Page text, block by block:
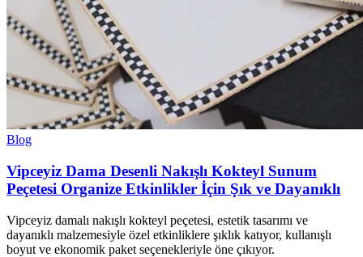
Blog
Vipceyiz Dama Desenli Nakışlı Kokteyl Sunum
Peçetesi Organize Etkinlikler İçin Şık ve Dayanıklı
Vipceyiz damalı nakışlı kokteyl peçetesi, estetik tasarımı ve
dayanıklı malzemesiyle özel etkinliklere şıklık katıyor, kullanışlı
boyut ve ekonomik paket seçenekleriyle öne çıkıyor.